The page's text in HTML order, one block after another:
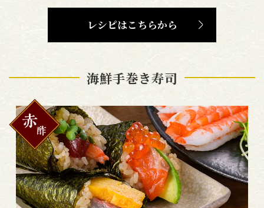
レシピはこちらから
海鮮手巻き寿司